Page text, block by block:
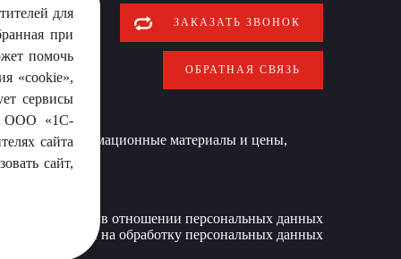
ЗАКАЗАТЬ ЗВОНОК
ОБРАТНАЯ СВЯЗЬ
информационные материалы и цены,
Политика в отношении персональных данных
Согласие на обработку персональных данных
для
при
помочь
«cookie»,
сервисы
ООО «1С-
сайта
сайт,